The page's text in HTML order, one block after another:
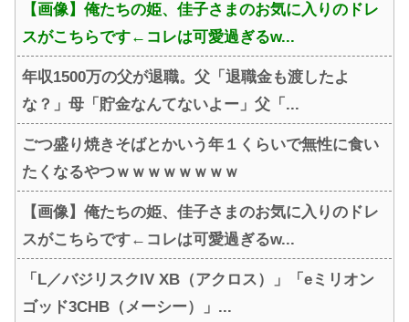
【画像】俺たちの姫、佳子さまのお気に入りのドレ
スがこちらです←コレは可愛過ぎるw...
年収1500万の父が退職。父「退職金も渡したよ
な？」母「貯金なんてないよー」父「...
ごつ盛り焼きそばとかいう年１くらいで無性に食い
たくなるやつｗｗｗｗｗｗｗｗ
【画像】俺たちの姫、佳子さまのお気に入りのドレ
スがこちらです←コレは可愛過ぎるw...
「L／バジリスクIV XB（アクロス）」「eミリオン
ゴッド3CHB（メーシー）」...